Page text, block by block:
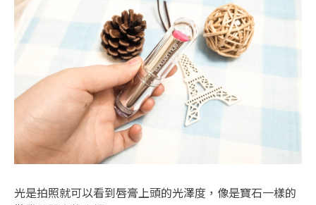
光是拍照就可以看到唇膏上頭的光澤度，像是寶石一樣的